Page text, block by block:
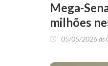
Mega-
milhões
05/05/2026 às